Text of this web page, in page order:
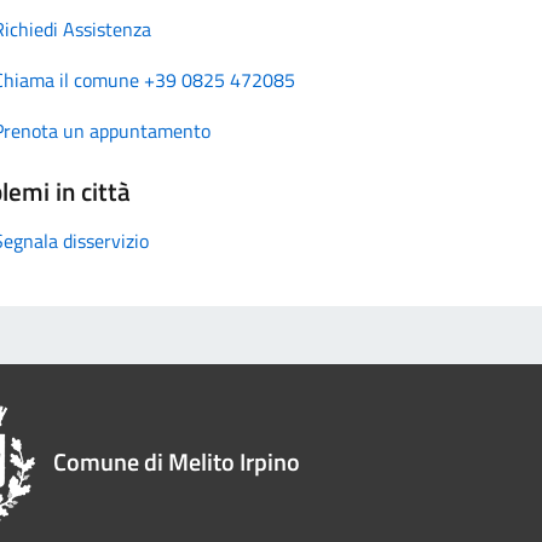
Assistenza
il comune +39 0825 472085
un appuntamento
in città
disservizio
Comune di Melito Irpino